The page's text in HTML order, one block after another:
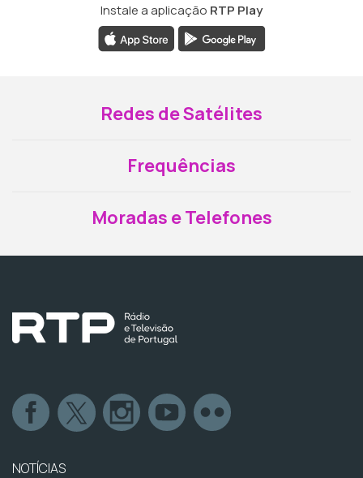
Instale a aplicação RTP Play
Redes de Satélites
Frequências
Moradas e Telefones
NOTÍCIAS